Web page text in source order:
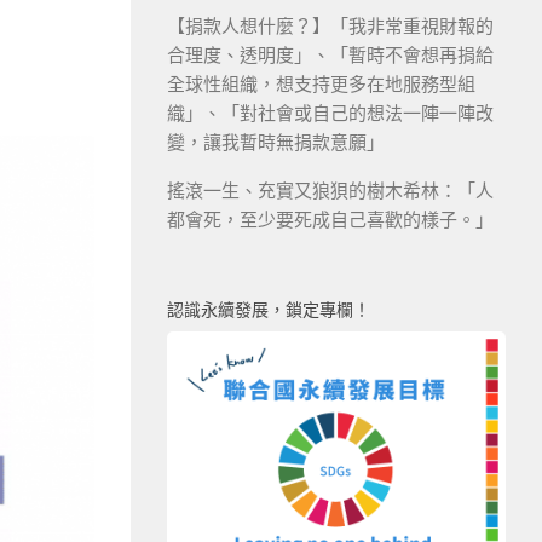
【捐款人想什麼？】「我非常重視財報的
合理度、透明度」、「暫時不會想再捐給
全球性組織，想支持更多在地服務型組
織」、「對社會或自己的想法一陣一陣改
變，讓我暫時無捐款意願」
搖滾一生、充實又狼狽的樹木希林：「人
都會死，至少要死成自己喜歡的樣子。」
認識永續發展，鎖定專欄！